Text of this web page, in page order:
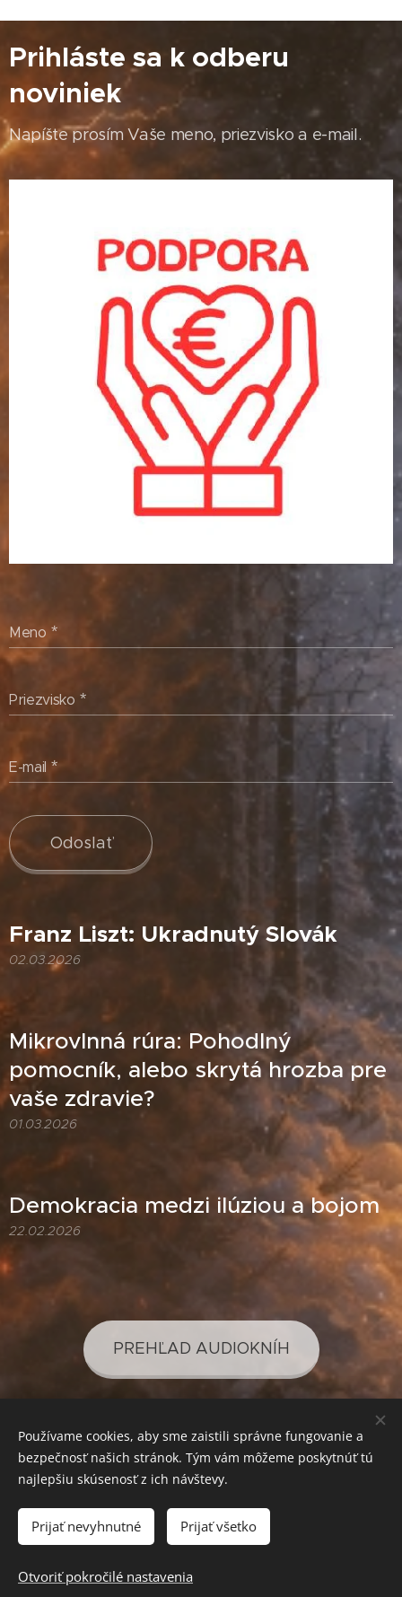
Prihláste sa k odberu
noviniek
Napíšte prosím Vaše meno, priezvisko a e-mail.
Meno
Priezvisko
E-mail
Odoslať
Franz Liszt: Ukradnutý Slovák
02.03.2026
Mikrovlnná rúra: Pohodlný
pomocník, alebo skrytá hrozba pre
vaše zdravie?
01.03.2026
Demokracia medzi ilúziou a bojom
22.02.2026
PREHĽAD AUDIOKNÍH
PREHĽAD PODCASTOV
SVETLO PRE VAŠE POZNANIE
EUR €
Používame cookies, aby sme zaistili správne fungovanie a
bezpečnosť našich stránok. Tým vám môžeme poskytnúť tú
najlepšiu skúsenosť z ich návštevy.
Prijať nevyhnutné Prijať všetko
Otvoriť pokročilé nastavenia